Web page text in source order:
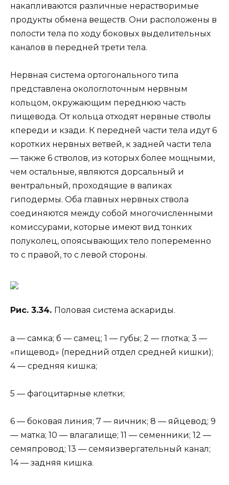
накапливаются различные нерастворимые
продукты обмена веществ. Они расположены в
полости тела по ходу боковых выделительных
каналов в передней трети тела.
Нервная система ортогонального типа
представлена окологлоточным нервным
кольцом, окружающим переднюю часть
пищевода. От кольца отходят нервные стволы
кпереди и кзади. К передней части тела идут 6
коротких нервных ветвей, к задней части тела
— также 6 стволов, из которых более мощными,
чем остальные, являются дорсальный и
вентральный, проходящие в валиках
гиподермы. Оба главных нервных ствола
соединяются между собой многочисленными
комиссурами, которые имеют вид тонких
полуколец, опоясывающих тело попеременно
то с правой, то с левой стороны.
Рис. 3.34. Половая система аскариды.
а — самка; б — самец; 1 — губы; 2 — глотка; 3 —
«пищевод» (передний отдел средней кишки);
4 — средняя кишка;
5 — фагоцитарные клетки;
6 — боковая линия; 7 — яичник; 8 — яйцевод; 9
— матка; 10 — влагалище; 11 — семенники; 12 —
семяпровод; 13 — семяизвергательный канал;
14 — задняя кишка.